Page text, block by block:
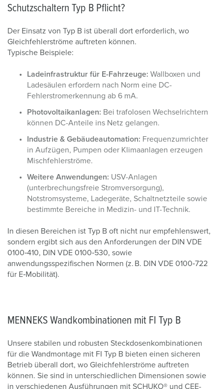
Schutzschaltern Typ B Pflicht?
Der Einsatz von Typ B ist überall dort erforderlich, wo
Gleichfehlerströme auftreten können.
Typische Beispiele:
Ladeinfrastruktur für E-Fahrzeuge: Wallboxen und
Ladesäulen erfordern nach Norm eine DC-
Fehlerstromerkennung ab 6 mA.
Photovoltaikanlagen: Bei trafolosen Wechselrichtern
können DC-Anteile ins Netz gelangen.
Industrie & Gebäudeautomation: Frequenzumrichter
in Aufzügen, Pumpen oder Klimaanlagen erzeugen
Mischfehlerströme.
Weitere Anwendungen: USV-Anlagen
(unterbrechungsfreie Stromversorgung),
Notstromsysteme, Ladegeräte, Schaltnetzteile sowie
bestimmte Bereiche in Medizin- und IT-Technik.
In diesen Bereichen ist Typ B oft nicht nur empfehlenswert,
sondern ergibt sich aus den Anforderungen der DIN VDE
0100‑410, DIN VDE 0100‑530, sowie
anwendungsspezifischen Normen (z. B. DIN VDE 0100‑722
für E‑Mobilität).
MENNEKS Wandkombinationen mit FI Typ B
Unsere stabilen und robusten Steckdosenkombinationen
für die Wandmontage mit FI Typ B bieten einen sicheren
Betrieb überall dort, wo Gleichfehlerströme auftreten
können. Sie sind in unterschiedlichen Dimensionen sowie
in verschiedenen Ausführungen mit SCHUKO® und CEE-